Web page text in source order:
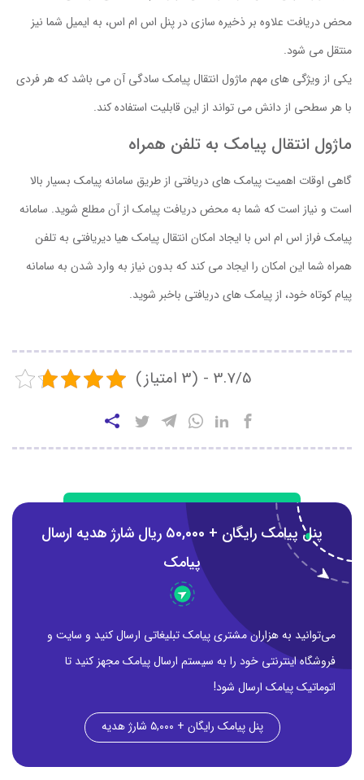
محض دریافت علاوه بر ذخیره سازی در پنل اس ام اس، به ایمیل شما نیز
منتقل می شود.
یکی از ویژگی های مهم ماژول انتقال پیامک سادگی آن می باشد که هر فردی
با هر سطحی از دانش می تواند از این قابلیت استفاده کند.
ماژول انتقال پیامک به تلفن همراه
گاهی اوقات اهمیت پیامک های دریافتی از طریق سامانه پیامک بسیار بالا
است و نیاز است که شما به محض دریافت پیامک از آن مطلع شوید. سامانه
پیامک فراز اس ام اس با ایجاد امکان انتقال پیامک هیا دیریافتی به تلفن
همراه شما این امکان را ایجاد می کند که بدون نیاز به وارد شدن به سامانه
پیام کوتاه خود، از پیامک های دریافتی باخبر شوید.
3.7/5 - (3 امتیاز)
پنل پیامک رایگان + ۵0,000 ریال شارژ هدیه ارسال
پیامک
می‌توانید به هزاران مشتری پیامک تبلیغاتی ارسال کنید و سایت و
فروشگاه اینترنتی خود را به سیستم ارسال پیامک مجهز کنید تا
اتوماتیک پیامک ارسال شود!
پنل پیامک رایگان + ۵,۰۰۰ شارژ هدیه